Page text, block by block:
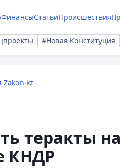
ФинансыСтатьиПроисшествия
#Новая Конституция
Zakon.kz
теракты на
КНДР